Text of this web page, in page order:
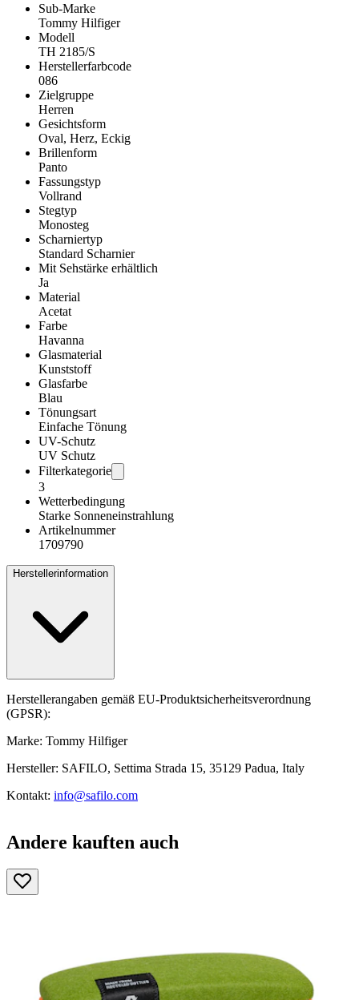
Sub-Marke
Tommy Hilfiger
Modell
TH 2185/S
Herstellerfarbcode
086
Zielgruppe
Herren
Gesichtsform
Oval, Herz, Eckig
Brillenform
Panto
Fassungstyp
Vollrand
Stegtyp
Monosteg
Scharniertyp
Standard Scharnier
Mit Sehstärke erhältlich
Ja
Material
Acetat
Farbe
Havanna
Glasmaterial
Kunststoff
Glasfarbe
Blau
Tönungsart
Einfache Tönung
UV-Schutz
UV Schutz
Filterkategorie
3
Wetterbedingung
Starke Sonneneinstrahlung
Artikelnummer
1709790
Herstellerinformation
Herstellerangaben gemäß EU-Produktsicherheitsverordnung
(GPSR):
Marke: Tommy Hilfiger
Hersteller: SAFILO, Settima Strada 15, 35129 Padua, Italy
Kontakt: info@safilo.com
Andere kauften auch